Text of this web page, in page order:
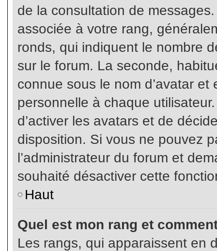
de la consultation de
associée à votre rang,
ronds, qui indiquent le nombre
sur le forum. La seconde,
connue sous le nom d’avatar
personnelle à chaque
d’activer les avatars et de
disposition. Si vous ne pouvez
l’administrateur du forum et
souhaité désactiver cette
Haut
Quel est mon rang et
Les rangs, qui apparaissent en